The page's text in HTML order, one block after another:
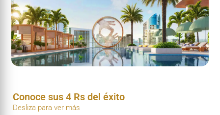
Conoce sus 4 Rs del éxito
Desliza para ver más